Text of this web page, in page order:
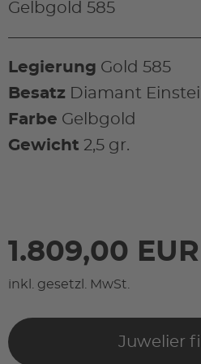
Gelbgold 585
Legierung Gold 585
Besatz Diamant
Farbe Gelbgold
Gewicht 2,5 gr.
1.809,00 EUR
inkl. gesetzl. MwSt.
Juwelier